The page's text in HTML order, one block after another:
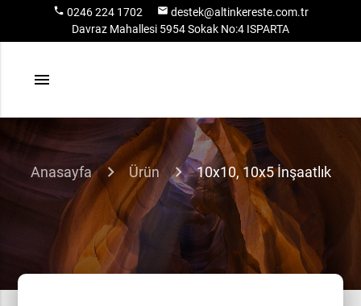
local_phone 0246 224 1702 email destek@altinkereste.com.tr
Davraz Mahallesi 5954 Sokak No:4 ISPARTA
menu
Anasayfa Ürün 10x10, 10x5 İnşaatlık